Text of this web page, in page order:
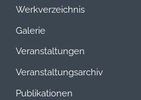
Werkverzeichnis
Galerie
Veranstaltungen
Veranstaltungsarchiv
Publikationen